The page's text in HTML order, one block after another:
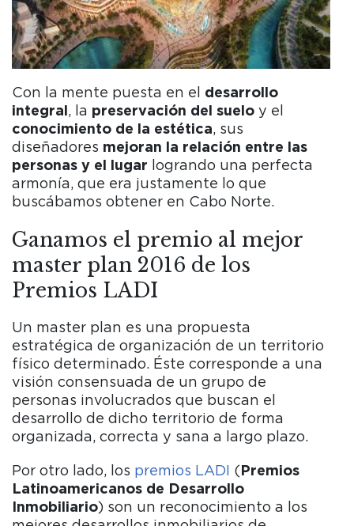
Con la mente puesta en el desarrollo
integral , la preservación del suelo y el
conocimiento de la estética, sus
diseñadores mejoran la relación entre las
personas y el lugar logrando una perfecta
armonía, que era justamente lo que
buscábamos obtener en Cabo Norte.
Ganamos el premio al mejor
master plan 2016 de los
Premios LADI
Un master plan es una propuesta
estratégica de organización de un territorio
físico determinado. Éste corresponde a una
visión consensuada de un grupo de
personas involucrados que buscan el
desarrollo de dicho territorio de forma
organizada, correcta y sana a largo plazo.
Por otro lado, los premios LADI ( Premios
Latinoamericanos de Desarrollo
Inmobiliario) son un reconocimiento a los